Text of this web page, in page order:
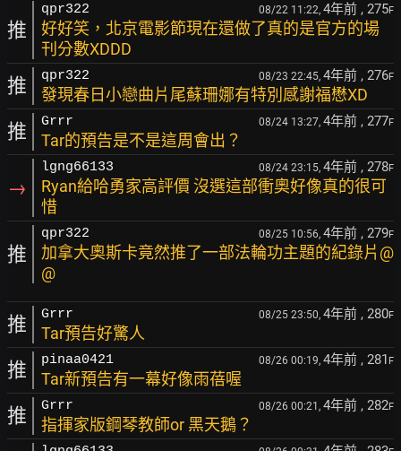
推
qpr322 08/22 11:22, 4年前 , 275F
好好笑，北京電影節現在還做了真的是官方的場
刊分數XDDD
推 qpr322 08/23 22:45, 4年前 , 276F
發現春日小戀曲片尾蘇珊娜有特別感謝福懋XD
推 Grrr 08/24 13:27, 4年前 , 277F
Tar的預告是不是這周會出？
→
lgng66133 08/24 23:15, 4年前 , 278F
Ryan給哈勇家高評價 沒選這部衝奧好像真的很可
惜
推
qpr322 08/25 10:56, 4年前 , 279F
加拿大奧斯卡竟然推了一部法輪功主題的紀錄片@
@
推 Grrr 08/25 23:50, 4年前 , 280F
Tar預告好驚人
推 pinaa0421 08/26 00:19, 4年前 , 281 F
Tar新預告有一幕好像雨蓓喔
推 Grrr 08/26 00:21, 4年前 , 282F
指揮家版鋼琴教師or 黑天鵝？